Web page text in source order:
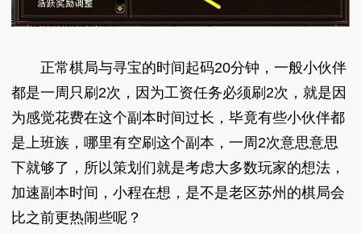
正常棋局与寻宝的时间起码20分钟，一般小伙伴
都是一周只刷2次，因为工资任务必须刷2次，就是因
为感觉花费在这个副本时间过长，毕竟有些小伙伴都
是上班族，哪里有空刷这个副本，一周2次意思意思
下就够了，所以策划们就是考虑大多数玩家的想法，
加速副本时间，小程在想，是不是老区苏州的棋局会
比之前更热闹些呢？